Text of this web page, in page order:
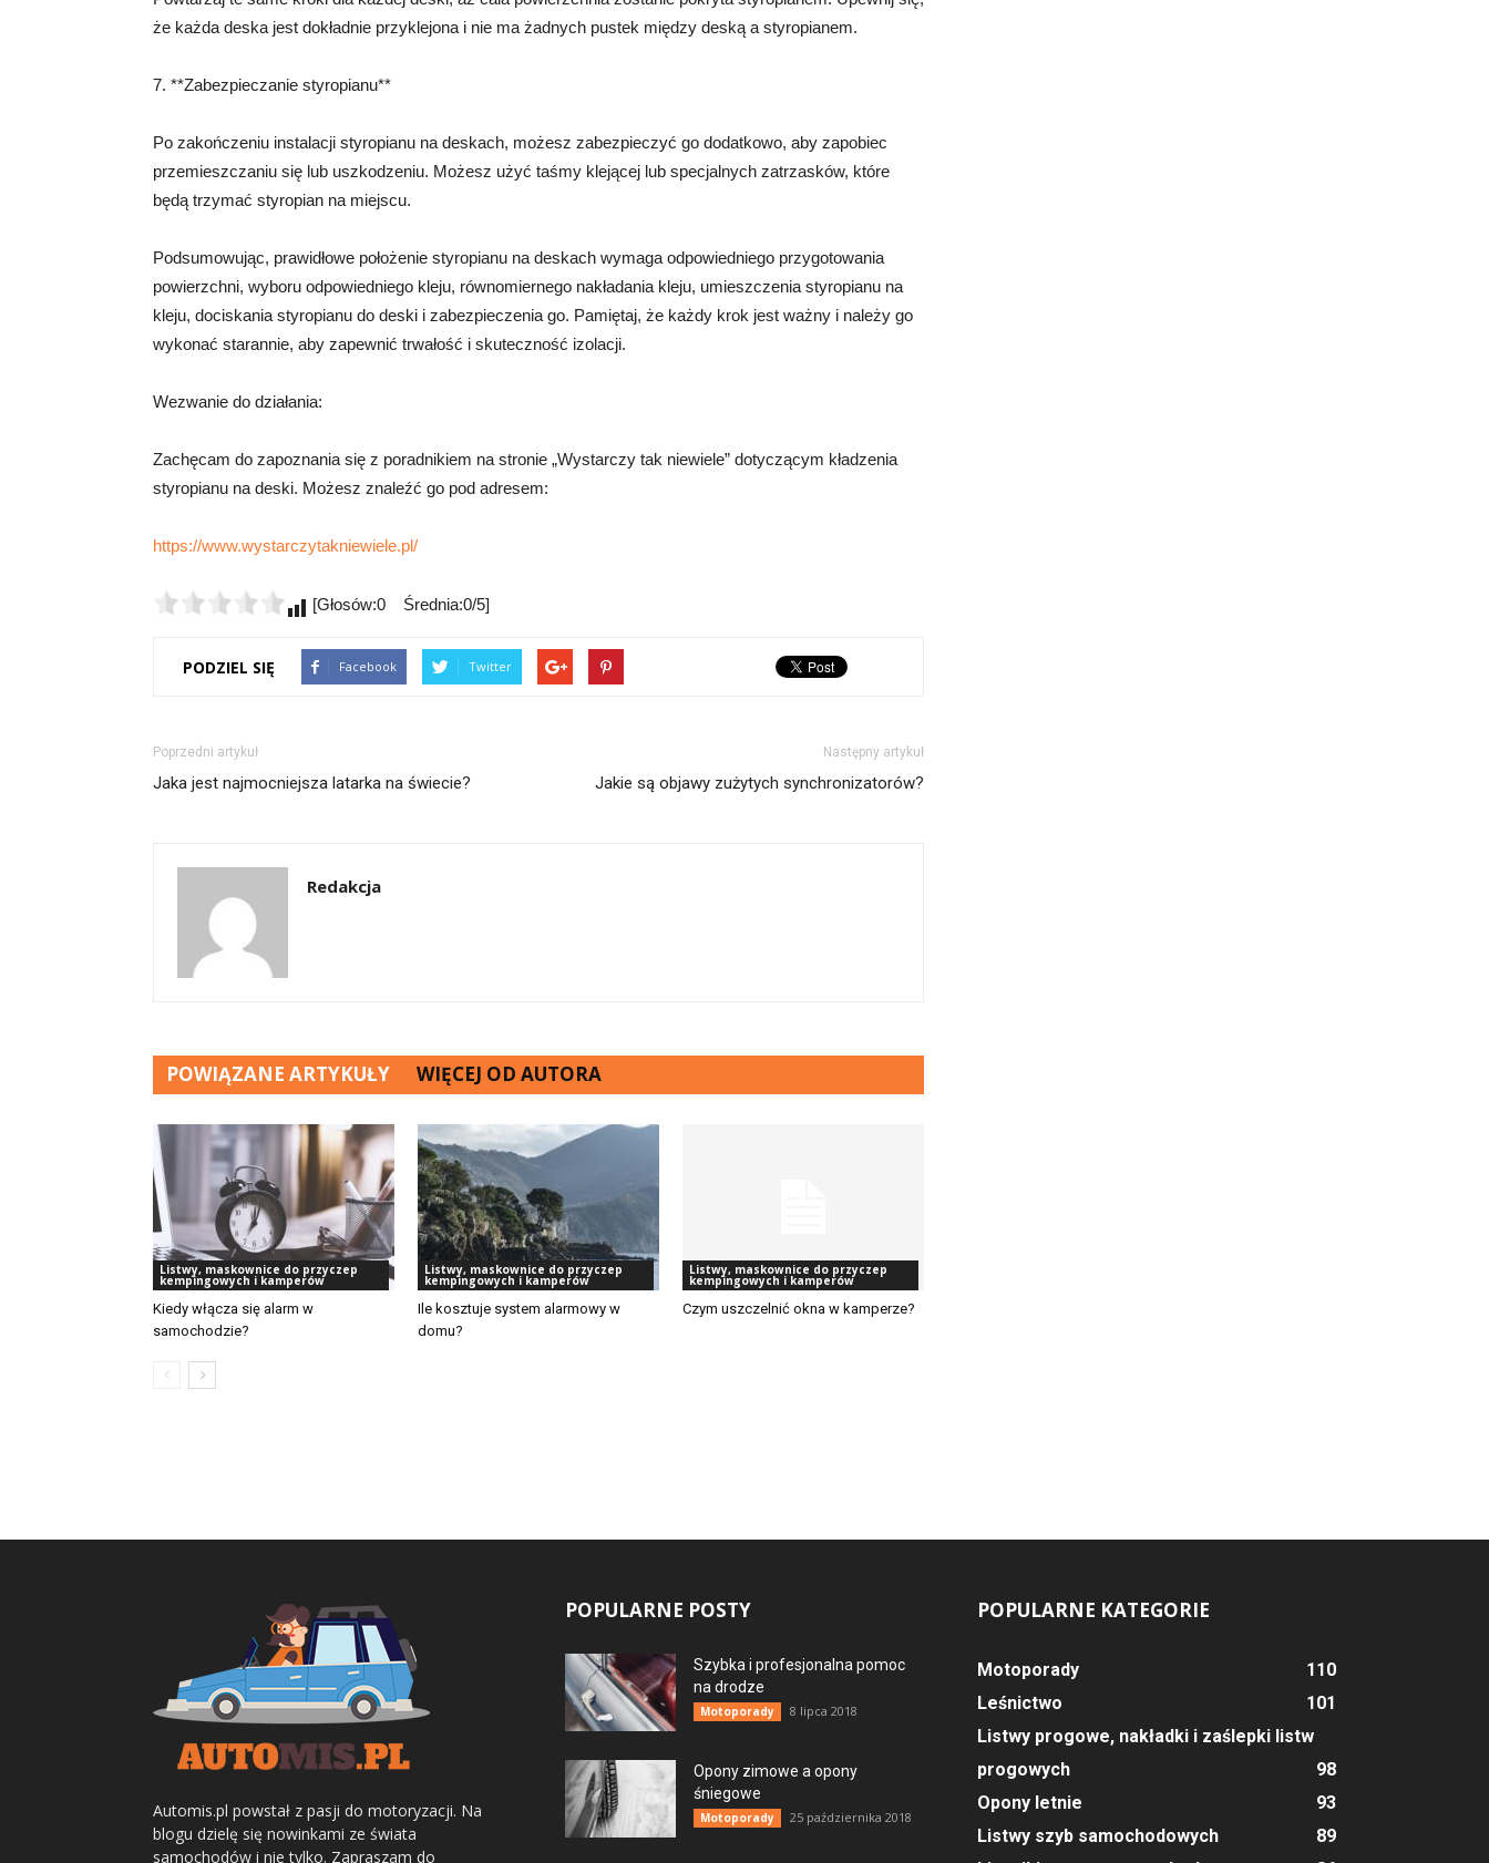
że każda deska jest dokładnie przyklejona i nie ma żadnych pustek między deską a styropianem.
7. **Zabezpieczanie styropianu**
Po zakończeniu instalacji styropianu na deskach, możesz zabezpieczyć go dodatkowo, aby zapobiec
przemieszczaniu się lub uszkodzeniu. Możesz użyć taśmy klejącej lub specjalnych zatrzasków, które
będą trzymać styropian na miejscu.
Podsumowując, prawidłowe położenie styropianu na deskach wymaga odpowiedniego przygotowania
powierzchni, wyboru odpowiedniego kleju, równomiernego nakładania kleju, umieszczenia styropianu na
kleju, dociskania styropianu do deski i zabezpieczenia go. Pamiętaj, że każdy krok jest ważny i należy go
wykonać starannie, aby zapewnić trwałość i skuteczność izolacji.
Wezwanie do działania:
Zachęcam do zapoznania się z poradnikiem na stronie „Wystarczy tak niewiele” dotyczącym kładzenia
styropianu na deski. Możesz znaleźć go pod adresem:
https://www.wystarczytakniewiele.pl/
[Głosów:0 Średnia:0/5]
PODZIEL SIĘ Facebook Twitter
Poprzedni artykuł
Jaka jest najmocniejsza latarka na świecie?
Następny artykuł
Jakie są objawy zużytych synchronizatorów?
Redakcja
POWIĄZANE ARTYKUŁY WIĘCEJ OD AUTORA
Listwy, maskownice do przyczep
kempingowych i kamperów
Kiedy włącza się alarm w
samochodzie?
Listwy, maskownice do przyczep
kempingowych i kamperów
Ile kosztuje system alarmowy w
domu?
Listwy, maskownice do przyczep
kempingowych i kamperów
Czym uszczelnić okna w kamperze?
Automis.pl powstał z pasji do motoryzacji. Na
blogu dzielę się nowinkami ze świata
samochodów i nie tylko. Zapraszam do
POPULARNE POSTY
Szybka i profesjonalna pomoc
na drodze
Motoporady 8 lipca 2018
Opony zimowe a opony
śniegowe
Motoporady 25 października 2018
POPULARNE KATEGORIE
Motoporady
110
Leśnictwo
101
Listwy progowe, nakładki i zaślepki listw
progowych
98
Opony letnie
93
Listwy szyb samochodowych
89